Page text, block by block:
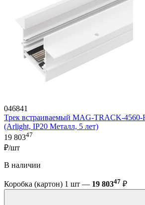
046841
Трек встраиваемый MAG-TRACK-
(Arlight, IP20 Металл, 5 лет)
19 80347
₽/шт
В наличии
Коробка (картон) 1 шт — 19 80347 ₽